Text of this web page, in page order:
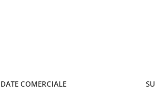
DATE COMERCIALE